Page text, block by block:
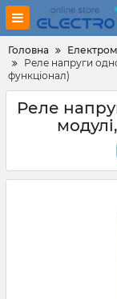
Головна
Реле напруги
функціонал)
Реле